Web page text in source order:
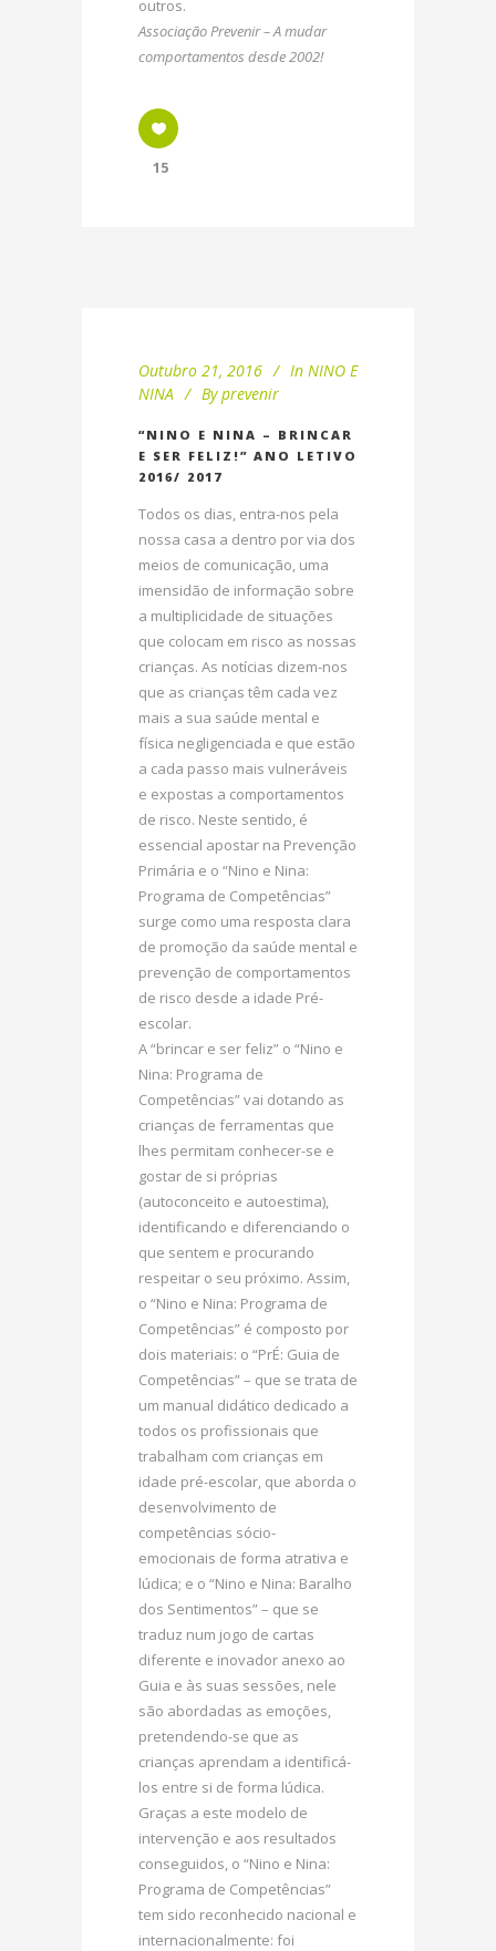
outros.
Associação Prevenir – A mudar
comportamentos desde 2002!
15
Outubro 21, 2016 In NINO E
NINA
By prevenir
“NINO E NINA – BRINCAR
E SER FELIZ!” ANO LETIVO
2016/ 2017
Todos os dias, entra-nos pela
nossa casa a dentro por via dos
meios de comunicação, uma
imensidão de informação sobre
a multiplicidade de situações
que colocam em risco as nossas
crianças. As notícias dizem-nos
que as crianças têm cada vez
mais a sua saúde mental e
física negligenciada e que estão
a cada passo mais vulneráveis
e expostas a comportamentos
de risco. Neste sentido, é
essencial apostar na Prevenção
Primária e o “Nino e Nina:
Programa de Competências”
surge como uma resposta clara
de promoção da saúde mental e
prevenção de comportamentos
de risco desde a idade Pré-
escolar.
A “brincar e ser feliz” o “Nino e
Nina: Programa de
Competências” vai dotando as
crianças de ferramentas que
lhes permitam conhecer-se e
gostar de si próprias
(autoconceito e autoestima),
identificando e diferenciando o
que sentem e procurando
respeitar o seu próximo. Assim,
o “Nino e Nina: Programa de
Competências” é composto por
dois materiais: o “PrÉ: Guia de
Competências” – que se trata de
um manual didático dedicado a
todos os profissionais que
trabalham com crianças em
idade pré-escolar, que aborda o
desenvolvimento de
competências sócio-
emocionais de forma atrativa e
lúdica; e o “Nino e Nina: Baralho
dos Sentimentos” – que se
traduz num jogo de cartas
diferente e inovador anexo ao
Guia e às suas sessões, nele
são abordadas as emoções,
pretendendo-se que as
crianças aprendam a identificá-
los entre si de forma lúdica.
Graças a este modelo de
intervenção e aos resultados
conseguidos, o “Nino e Nina:
Programa de Competências”
tem sido reconhecido nacional e
internacionalmente: foi